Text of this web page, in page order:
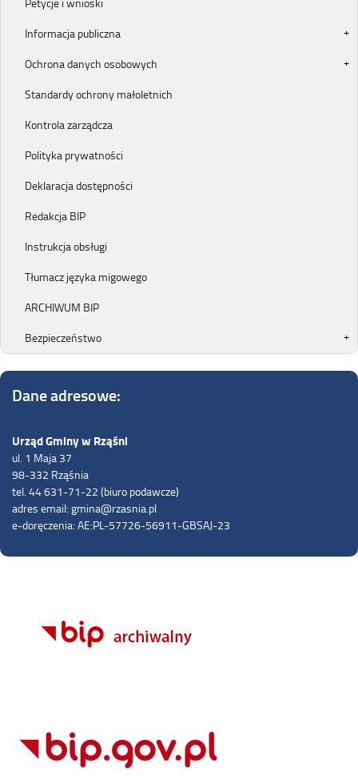
Informacja publiczna
Ochrona danych osobowych
Standardy ochrony małoletnich
Kontrola zarządcza
Polityka prywatności
Deklaracja dostępności
Redakcja BIP
Instrukcja obsługi
Tłumacz języka migowego
ARCHIWUM BIP
Bezpieczeństwo
Dane adresowe:
Urząd Gminy w Rząśni
ul. 1 Maja 37
98-332 Rząśnia
tel. 44 631-71-22 (biuro podawcze)
adres email: gmina@rzasnia.pl
e-doręczenia: AE:PL-57726-56911-GBSAJ-23